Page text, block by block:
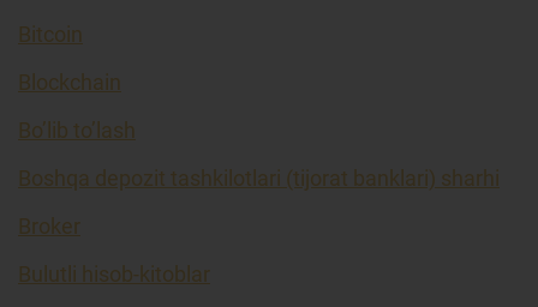
Bitcoin
Blockchain
Bo’lib to’lash
Boshqa depozit tashkilotlari (tijorat banklari) sharhi
Broker
Bulutli hisob-kitoblar